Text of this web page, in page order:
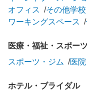
オフィス
その他学
ワーキングスペース
医療・福祉・スポーツ
スポーツ・ジム
医
ホテル・ブライダル